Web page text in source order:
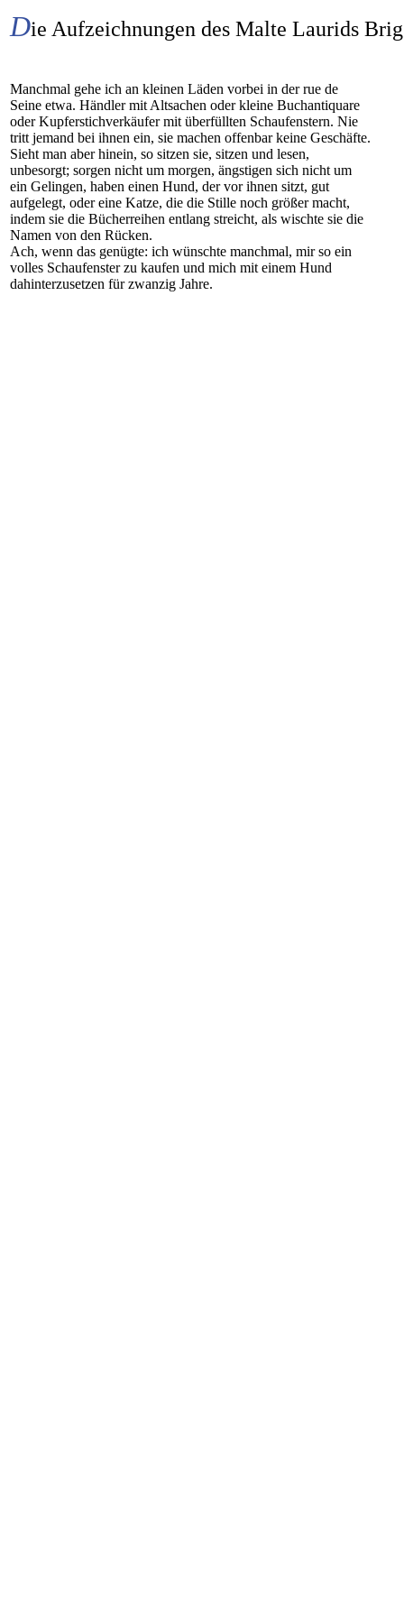
Die Aufzeichnungen des Malte Laurids
Manchmal gehe ich an kleinen Läden vorbei in der rue de
Seine etwa. Händler mit Altsachen oder kleine Buchantiquare
oder Kupferstichverkäufer mit überfüllten Schaufenstern. Nie
tritt jemand bei ihnen ein, sie machen offenbar keine Geschäfte.
Sieht man aber hinein, so sitzen sie, sitzen und lesen,
unbesorgt; sorgen nicht um morgen, ängstigen sich nicht um
ein Gelingen, haben einen Hund, der vor ihnen sitzt, gut
aufgelegt, oder eine Katze, die die Stille noch größer macht,
indem sie die Bücherreihen entlang streicht, als wischte sie die
Namen von den Rücken.
Ach, wenn das genügte: ich wünschte manchmal, mir so ein
volles Schaufenster zu kaufen und mich mit einem Hund
dahinterzusetzen für zwanzig Jahre.